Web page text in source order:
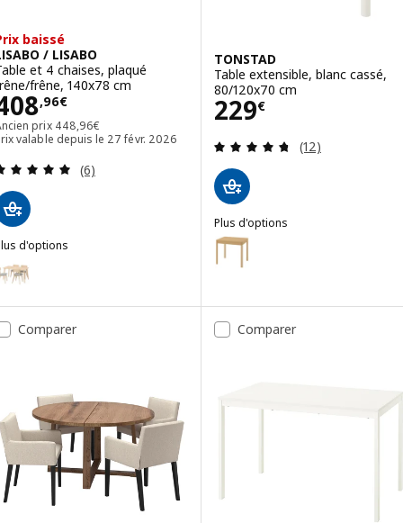
baissé
/ LISABO
et 4 chaises, plaqué
frêne, 140x78 cm
,96€
408,96€
prix 448,96€
Ancien prix 448,96€
valable depuis le 27 févr. 2026
Révision: 5 hors de 5 étoiles. Nombre total de
(6)
d'options
: LISABO / LISABO, Table et 4 chaises, frêne/Tallmyra blanc/
: LISABO / LISABO, Table et 4 chaises, plaqué frêne/noir,
: LISABO / RÖNNINGE, Table et 4 chaises, noir/noir, 140x78
: LISABO / RÖNNINGE, Table et 4 chaises, plaqué frêne/vert,
: LISABO / RÖNNINGE, Table et 4 chaises, plaqué frêne/
TONSTAD
Table extensible, blanc cassé,
80/120x70 cm
229€
Prix 229€
Révision: 4.7
(12)
Plus d'options
TONSTAD
Option : TONSTAD, Table
Comparer Comparer